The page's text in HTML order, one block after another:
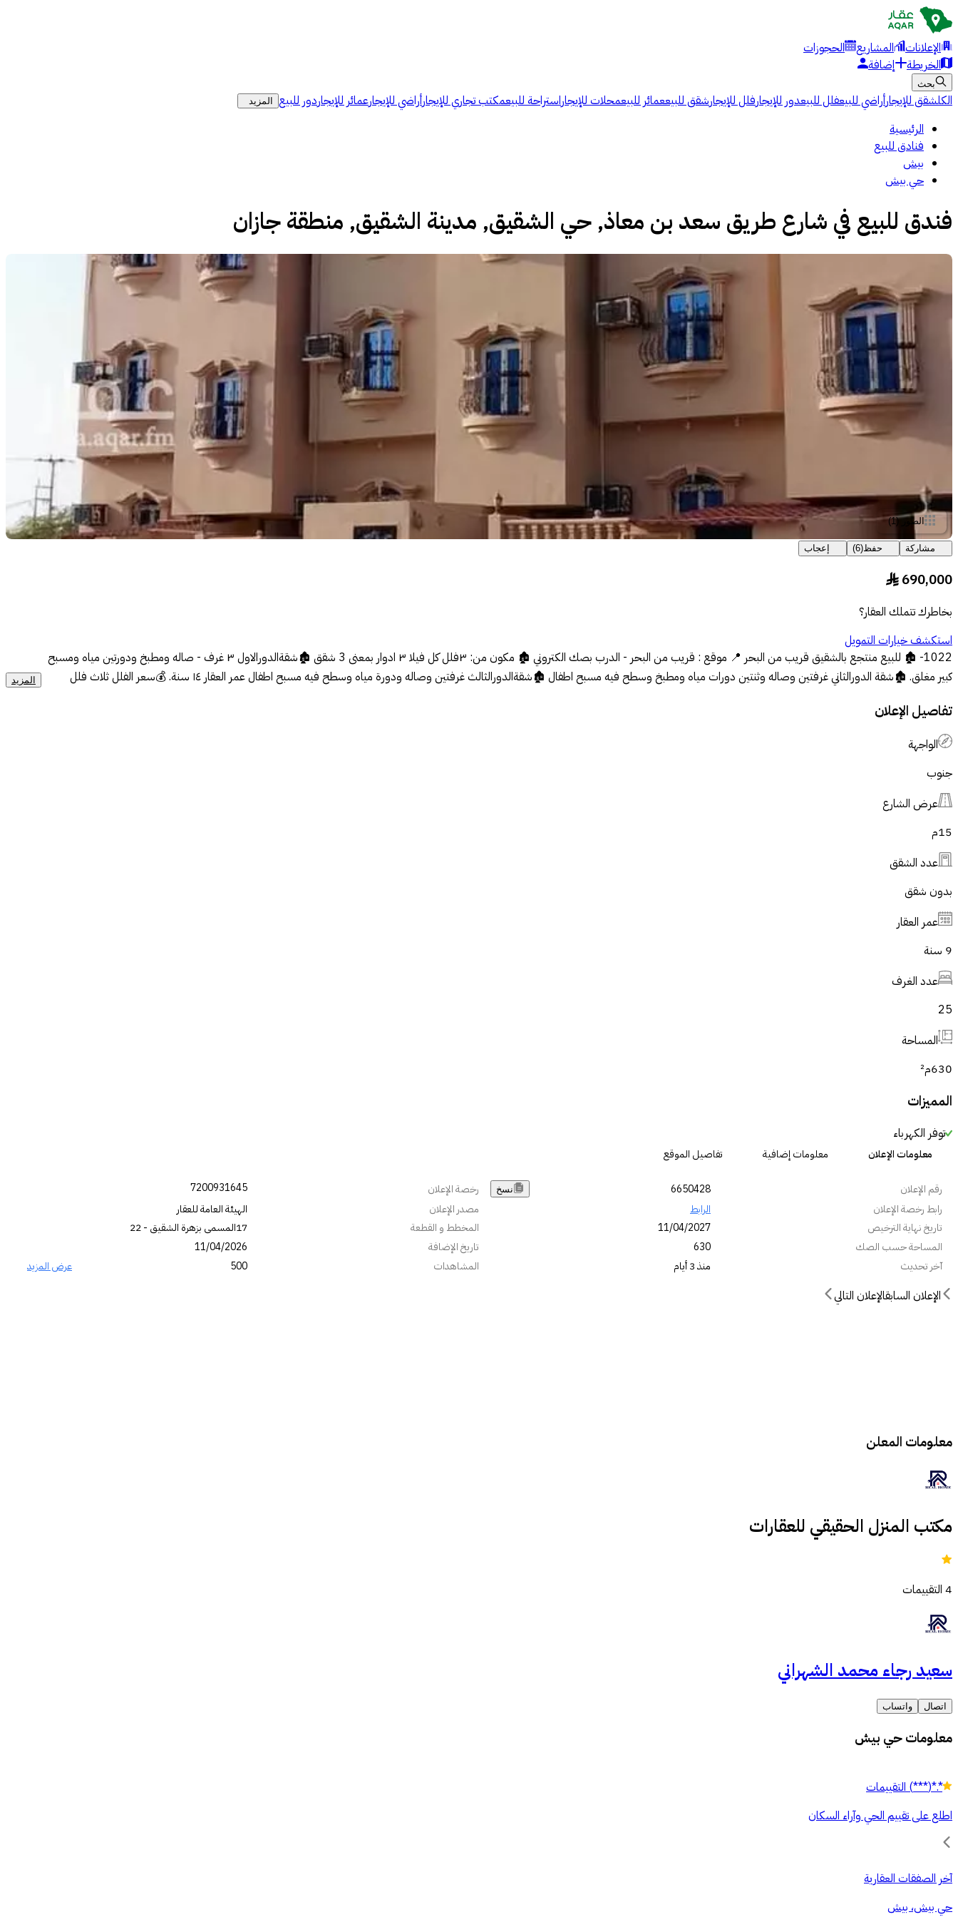
الإعلانات المشاريع
الحجوزات
الخريطة
إضافة
بحث
الكلشقق للإيجارأراضي للبيعفلل للبيعدور للإيجارفلل للإيجارشقق للبيععمائر للبيعمحلات للإيجاراستراحة للبيعمكتب تجاري للإيجارأراضي للإيجارعمائر للإيجاردور للبيع المزيد
الرئيسية
فنادق للبيع
بيش
حي بيش
فندق للبيع في شارع طريق سعد بن معاذ, حي الشقيق, مدينة الشقيق, منطقة جازان
الصور(
1
)
مشاركة حفظ(
6
) إعجاب
690,000
§
بخاطرك تتملك العقار؟
استكشف خيارات التمويل
1022- 🏚️ للبيع منتجع بالشقيق قريب من البحر 📍 موقع : قريب من البحر - الدرب بصك الكتروني 🏚️ مكون من: ٣فلل كل فيلا ٣ ادوار بمعنى 3 شقق 🏚️شقةالدورالاول ٣ غرف - صاله ومطبخ ودورتين مياه ومسبح
كبير مغلق. 🏚️شقة الدورالثاني غرفتين وصاله وثنتين دورات مياه ومطبخ وسطح فيه مسبح اطفال 🏚️شقةالدورالثالث غرفتين وصاله ودورة مياه وسطح فيه مسبح اطفال عمر العقار ١٤ سنة. 💰سعر الفلل ثلاث فلل
المزيد
تفاصيل الإعلان
الواجهة
جنوب
عرض الشارع
15م
عدد الشقق
بدون شقق
عمر العقار
9 سنة
عدد الغرف
25
المساحة
630م²
المميزات
توفر الكهرباء
معلومات الإعلان معلومات إضافية تفاصيل الموقع
رقم الإعلان 6650428 نسخ رخصة الإعلان
7200931645
رابط رخصة الإعلان
الرابط مصدر الإعلان
الهيئة العامة للعقار
تاريخ نهاية الترخيص
11/04/2027 المخطط و القطعة
17المسمى بزهرة الشقيق - 22
المساحة حسب الصك
630 تاريخ الإضافة
11/04/2026
آخر تحديث
منذ 3 أيام المشاهدات 500 عرض المزيد
الإعلان السابقالإعلان التالي
معلومات المعلن
مكتب المنزل الحقيقي للعقارات
4 التقييمات
سعيد رجاء محمد الشهراني
اتصال واتساب
معلومات حي بيش
*.*
(
***
) التقييمات
اطلع على تقييم الحي وآراء السكان
آخر الصفقات العقارية
حي بيش، بيش